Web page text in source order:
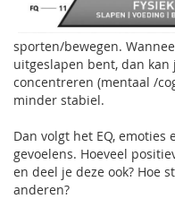
sporten/bewegen.
uitgeslapen bent, dan kan
concentreren (mentaal /
minder stabiel.
Dan volgt het EQ,
gevoelens. Hoeveel
en deel je deze ook? Hoe
anderen?